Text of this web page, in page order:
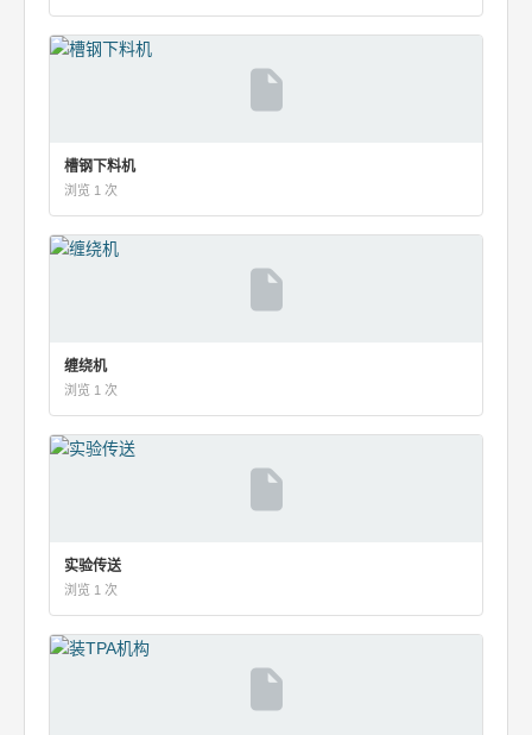
槽钢下料机
浏览 1 次
缠绕机
浏览 1 次
实验传送
浏览 1 次